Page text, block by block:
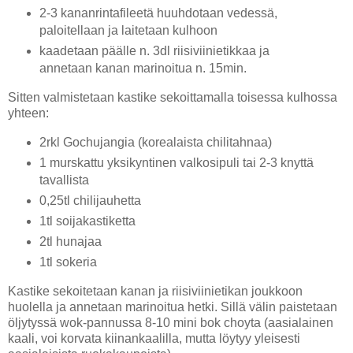
2-3 kananrintafileetä huuhdotaan vedessä,
paloitellaan ja laitetaan kulhoon
kaadetaan päälle n. 3dl riisiviinietikkaa ja
annetaan kanan marinoitua n. 15min.
Sitten valmistetaan kastike sekoittamalla toisessa kulhossa
yhteen:
2rkl Gochujangia (korealaista chilitahnaa)
1 murskattu yksikyntinen valkosipuli tai 2-3 knyttä
tavallista
0,25tl chilijauhetta
1tl soijakastiketta
2tl hunajaa
1tl sokeria
Kastike sekoitetaan kanan ja riisiviinietikan joukkoon
huolella ja annetaan marinoitua hetki. Sillä välin paistetaan
öljytyssä wok-pannussa 8-10 mini bok choyta (aasialainen
kaali, voi korvata kiinankaalilla, mutta löytyy yleisesti